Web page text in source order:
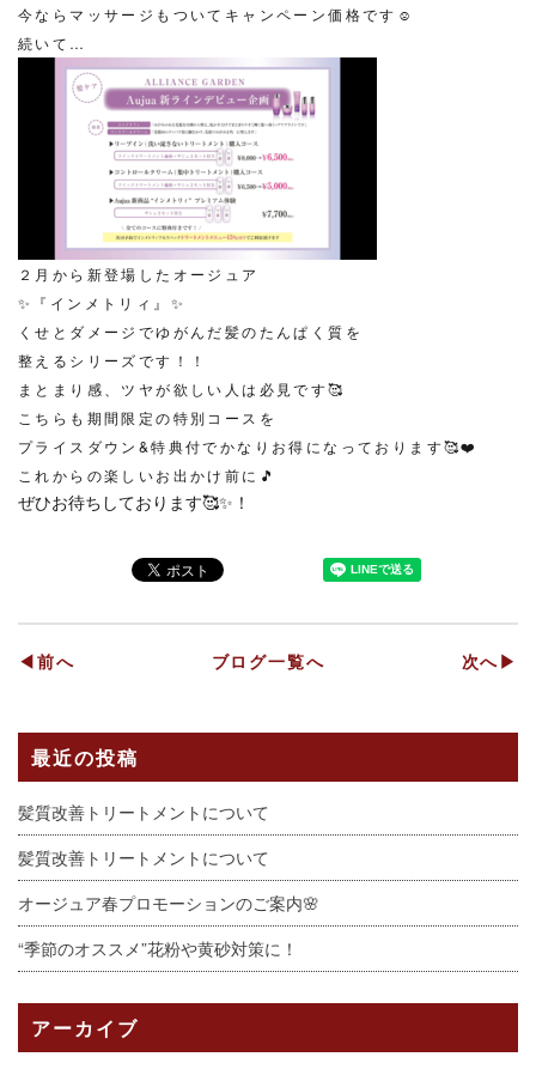
今ならマッサージもついてキャンペーン価格です☺️
続いて…
２月から新登場したオージュア
✨『インメトリィ』✨
くせとダメージでゆがんだ髪のたんぱく質を
整えるシリーズです！！
まとまり感、ツヤが欲しい人は必見です🥰
こちらも期間限定の特別コースを
プライスダウン&特典付でかなりお得になっております🥰❤️
これからの楽しいお出かけ前に🎵
ぜひお待ちしております🥰✨！
◀前へ ブログ一覧へ 次へ▶
最近の投稿
髪質改善トリートメントについて
髪質改善トリートメントについて
オージュア春プロモーションのご案内🌸
“季節のオススメ”花粉や黄砂対策に！
アーカイブ